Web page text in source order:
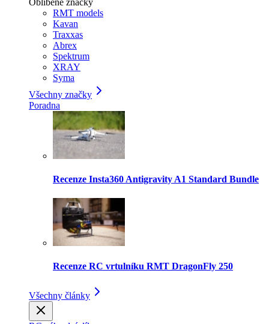
Oblíbené značky
RMT models
Kavan
Traxxas
Abrex
Spektrum
XRAY
Syma
Všechny značky
Poradna
Recenze Insta360 Antigravity A1 Standard Bundle
Recenze RC vrtulníku RMT DragonFly 250
Všechny články